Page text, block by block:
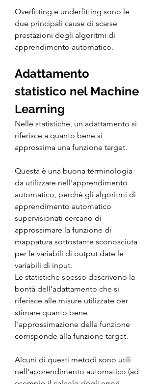
Overfitting e underfitting sono le
due principali cause di scarse
prestazioni degli algoritmi di
apprendimento automatico.
Adattamento
statistico nel Machine
Learning
Nelle statistiche, un adattamento si
riferisce a quanto bene si
approssima una funzione target.
Questa è una buona terminologia
da utilizzare nell'apprendimento
automatico, perché gli algoritmi di
apprendimento automatico
supervisionati cercano di
approssimare la funzione di
mappatura sottostante sconosciuta
per le variabili di output date le
variabili di input.
Le statistiche spesso descrivono la
bontà dell'adattamento che si
riferisce alle misure utilizzate per
stimare quanto bene
l'approssimazione della funzione
corrisponde alla funzione target.
Alcuni di questi metodi sono utili
nell'apprendimento automatico (ad